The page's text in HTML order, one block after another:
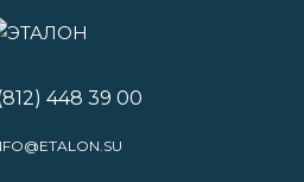
448 39 00